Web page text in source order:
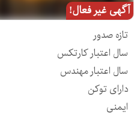
آگهی غیر فعال!
تازه صدور
سال اعتبار کارتکس
سال اعتبار مهندس
دارای توکن
ایمنی